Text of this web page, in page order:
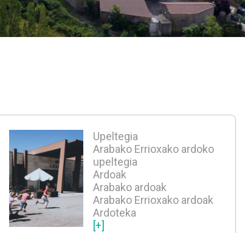
Upeltegia
Arabako Errioxako ardoko
upeltegia
Ardoak
Arabako ardoak
Arabako Errioxako ardoak
Ardoteka
[+]